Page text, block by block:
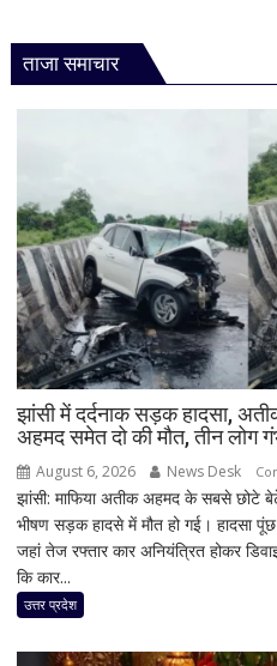
ताजा समाचार
झांसी में दर्दनाक सड़क हादसा,
अहमद समेत दो की मौत, तीन लोग
August 6, 2026 News Desk
झांसी: माफिया अतीक अहमद के सबसे छोटे
भीषण सड़क हादसे में मौत हो गई। हादसा पूंछ
जहां तेज रफ्तार कार अनियंत्रित होकर
कि कार...
उत्तर प्रदेश